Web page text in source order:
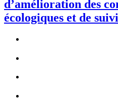
d’amélioration des
écologiques et de